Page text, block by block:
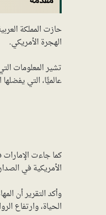
حازت المملكة
الهجرة الأمريكي.
عالميًّا، التي
كما جاءت الإمارات
الأمريكية في
وأكد التقرير أن
الحياة، وارتفاع